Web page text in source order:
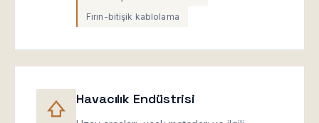
Fırın-bitişik kablolama
Havacılık Endüstrisi